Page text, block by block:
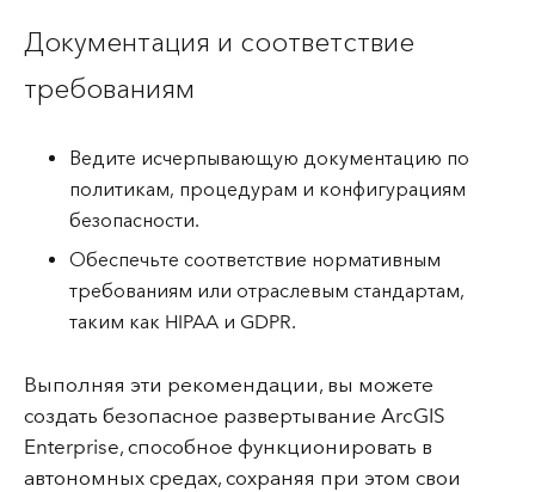
Документация и соответствие
требованиям
Ведите исчерпывающую документацию по
политикам, процедурам и конфигурациям
безопасности.
Обеспечьте соответствие нормативным
требованиям или отраслевым стандартам,
таким как HIPAA и GDPR.
Выполняя эти рекомендации, вы можете
создать безопасное развертывание ArcGIS
Enterprise, способное функционировать в
автономных средах, сохраняя при этом свои